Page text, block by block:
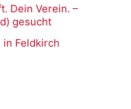
Dein Verein. –
gesucht
in Feldkirch